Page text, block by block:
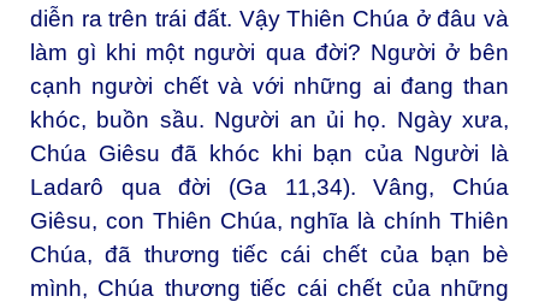
diễn ra trên trái đất. Vậy Thiên Chúa ở đâu và
làm gì khi một người qua đời? Người ở bên
cạnh người chết và với những ai đang than
khóc, buồn sầu. Người an ủi họ. Ngày xưa,
Chúa Giêsu đã khóc khi bạn của Người là
Ladarô qua đời (Ga 11,34). Vâng, Chúa
Giêsu, con Thiên Chúa, nghĩa là chính Thiên
Chúa, đã thương tiếc cái chết của bạn bè
mình, Chúa thương tiếc cái chết của những